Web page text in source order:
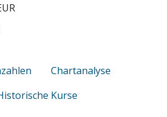
Chartanalyse
Kurse